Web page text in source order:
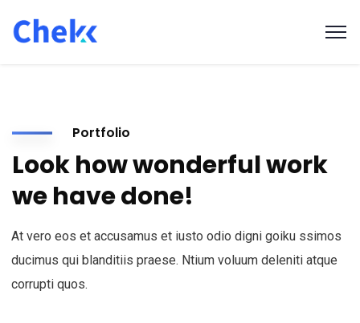
Portfolio
Look how wonderful work
we have done!
At vero eos et accusamus et iusto odio digni goiku ssimos
ducimus qui blanditiis praese. Ntium voluum deleniti atque
corrupti quos.